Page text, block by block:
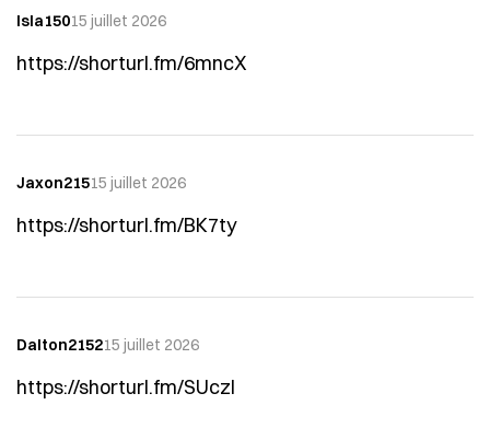
Isla15015 juillet 2026
https://shorturl.fm/6mncX
Jaxon21515 juillet 2026
https://shorturl.fm/BK7ty
Dalton215215 juillet 2026
https://shorturl.fm/SUczI